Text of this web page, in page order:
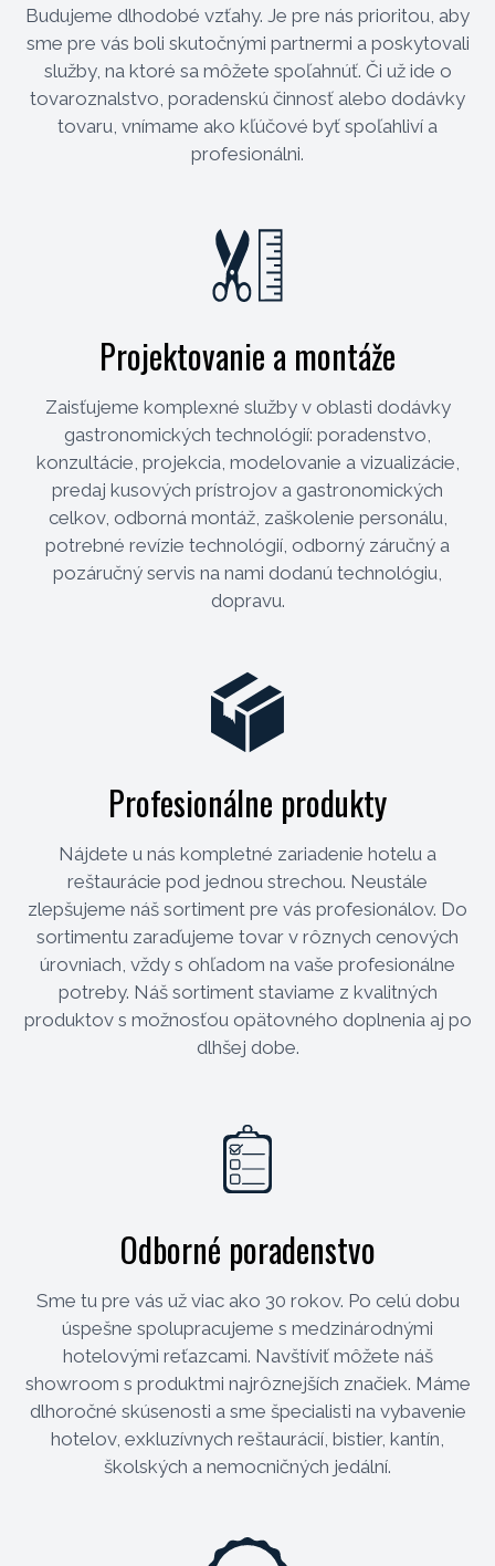
Budujeme dlhodobé vzťahy. Je pre nás prioritou, aby
sme pre vás boli skutočnými partnermi a poskytovali
služby, na ktoré sa môžete spoľahnúť. Či už ide o
tovaroznalstvo, poradenskú činnosť alebo dodávky
tovaru, vnímame ako kľúčové byť spoľahliví a
profesionálni.
Projektovanie a montáže
Zaisťujeme komplexné služby v oblasti dodávky
gastronomických technológií: poradenstvo,
konzultácie, projekcia, modelovanie a vizualizácie,
predaj kusových prístrojov a gastronomických
celkov, odborná montáž, zaškolenie personálu,
potrebné revízie technológií, odborný záručný a
pozáručný servis na nami dodanú technológiu,
dopravu.
Profesionálne produkty
Nájdete u nás kompletné zariadenie hotelu a
reštaurácie pod jednou strechou. Neustále
zlepšujeme náš sortiment pre vás profesionálov. Do
sortimentu zaraďujeme tovar v rôznych cenových
úrovniach, vždy s ohľadom na vaše profesionálne
potreby. Náš sortiment staviame z kvalitných
produktov s možnosťou opätovného doplnenia aj po
dlhšej dobe.
Odborné poradenstvo
Sme tu pre vás už viac ako 30 rokov. Po celú dobu
úspešne spolupracujeme s medzinárodnými
hotelovými reťazcami. Navštíviť môžete náš
showroom s produktmi najrôznejších značiek. Máme
dlhoročné skúsenosti a sme špecialisti na vybavenie
hotelov, exkluzívnych reštaurácií, bistier, kantín,
školských a nemocničných jedální.